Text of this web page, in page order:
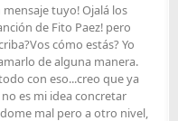
tuyo! Ojalá los
de Fito Paez! pero
cómo estás? Yo
de alguna manera.
con eso...creo que ya
es mi idea concretar
mal pero a otro nivel,